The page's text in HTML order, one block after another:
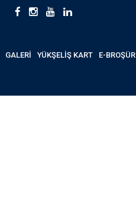
GALERİ YÜKŞELİŞ KART E-BROŞÜR